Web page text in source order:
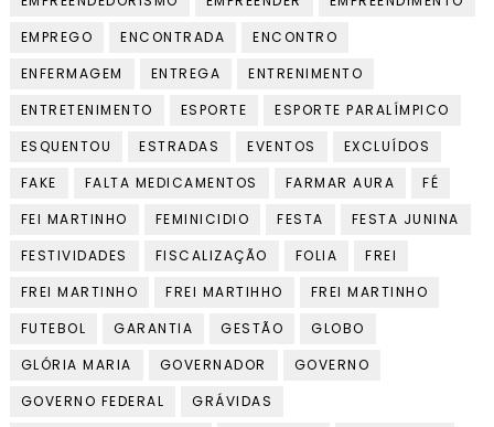
EMPREGO
ENCONTRADA
ENCONTRO
ENFERMAGEM
ENTREGA
ENTRENIMENTO
ENTRETENIMENTO
ESPORTE
ESPORTE PARALÍMPICO
ESQUENTOU
ESTRADAS EVENTOS
EXCLUÍDOS
FAKE
FALTA MEDICAMENTOS FARMAR AURA
FÉ
FEI MARTINHO
FEMINICIDIO FESTA
FESTA JUNINA
FESTIVIDADES
FISCALIZAÇÃO FOLIA
FREI
FREI MARTINHO
FREI MARTIHHO
FREI MARTINHO
FUTEBOL
GARANTIA GESTÃO
GLOBO
GLÓRIA MARIA
GOVERNADOR
GOVERNO
GOVERNO FEDERAL
GRÁVIDAS